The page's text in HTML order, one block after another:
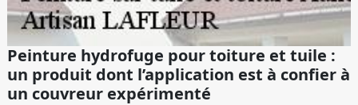
Peinture hydrofuge pour toiture et tuile :
un produit dont l’application est à confier à
un couvreur expérimenté